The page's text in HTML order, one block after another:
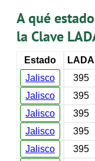
A qué
la Clave
Estado LADA
Jalisco
395
Jalisco
395
Jalisco
395
Jalisco
395
Jalisco
395